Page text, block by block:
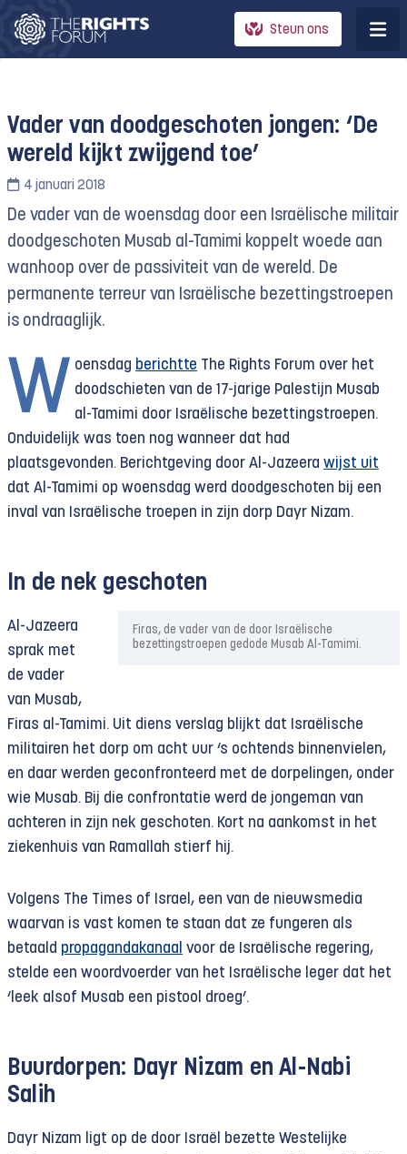
Steun ons
Vader van doodgeschoten jongen: ‘De
wereld kijkt zwijgend toe’
4 januari 2018
De vader van de woensdag door een Israëlische militair
doodgeschoten Musab al-Tamimi koppelt woede aan
wanhoop over de passiviteit van de wereld. De
permanente terreur van Israëlische bezettingstroepen
is ondraaglijk.
W oensdag berichtte The Rights Forum over het
doodschieten van de 17-jarige Palestijn Musab
al-Tamimi door Israëlische bezettingstroepen.
Onduidelijk was toen nog wanneer dat had
plaatsgevonden. Berichtgeving door Al-Jazeera wijst uit
dat Al-Tamimi op woensdag werd doodgeschoten bij een
inval van Israëlische troepen in zijn dorp Dayr Nizam.
In de nek geschoten
Firas, de vader van de door Israëlische
bezettingstroepen gedode Musab Al-Tamimi.
Al-Jazeera
sprak met
de vader
van Musab,
Firas al-Tamimi. Uit diens verslag blijkt dat Israëlische
militairen het dorp om acht uur ‘s ochtends binnenvielen,
en daar werden geconfronteerd met de dorpelingen, onder
wie Musab. Bij die confrontatie werd de jongeman van
achteren in zijn nek geschoten. Kort na aankomst in het
ziekenhuis van Ramallah stierf hij.
Volgens The Times of Israel, een van de nieuwsmedia
waarvan is vast komen te staan dat ze fungeren als
betaald propagandakanaal voor de Israëlische regering,
stelde een woordvoerder van het Israëlische leger dat het
‘leek alsof Musab een pistool droeg’.
Buurdorpen: Dayr Nizam en Al-Nabi
Salih
Dayr Nizam ligt op de door Israël bezette Westelijke